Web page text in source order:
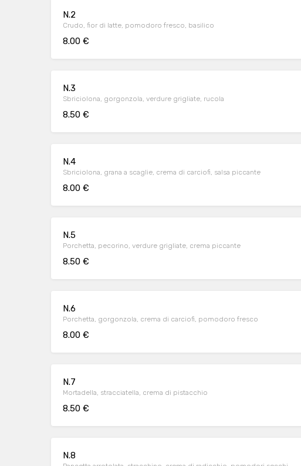
N.2
Crudo, fior di latte, pomodoro fresco, basilico
8.00 €
N.3
Sbriciolona, gorgonzola, verdure grigliate, rucola
8.50 €
N.4
Sbriciolona, grana a scaglie, crema di carciofi, salsa piccante
8.00 €
N.5
Porchetta, pecorino, verdure grigliate, crema piccante
8.50 €
N.6
Porchetta, gorgonzola, crema di carciofi, pomodoro fresco
8.00 €
N.7
Mortadella, stracciatella, crema di pistacchio
8.50 €
N.8